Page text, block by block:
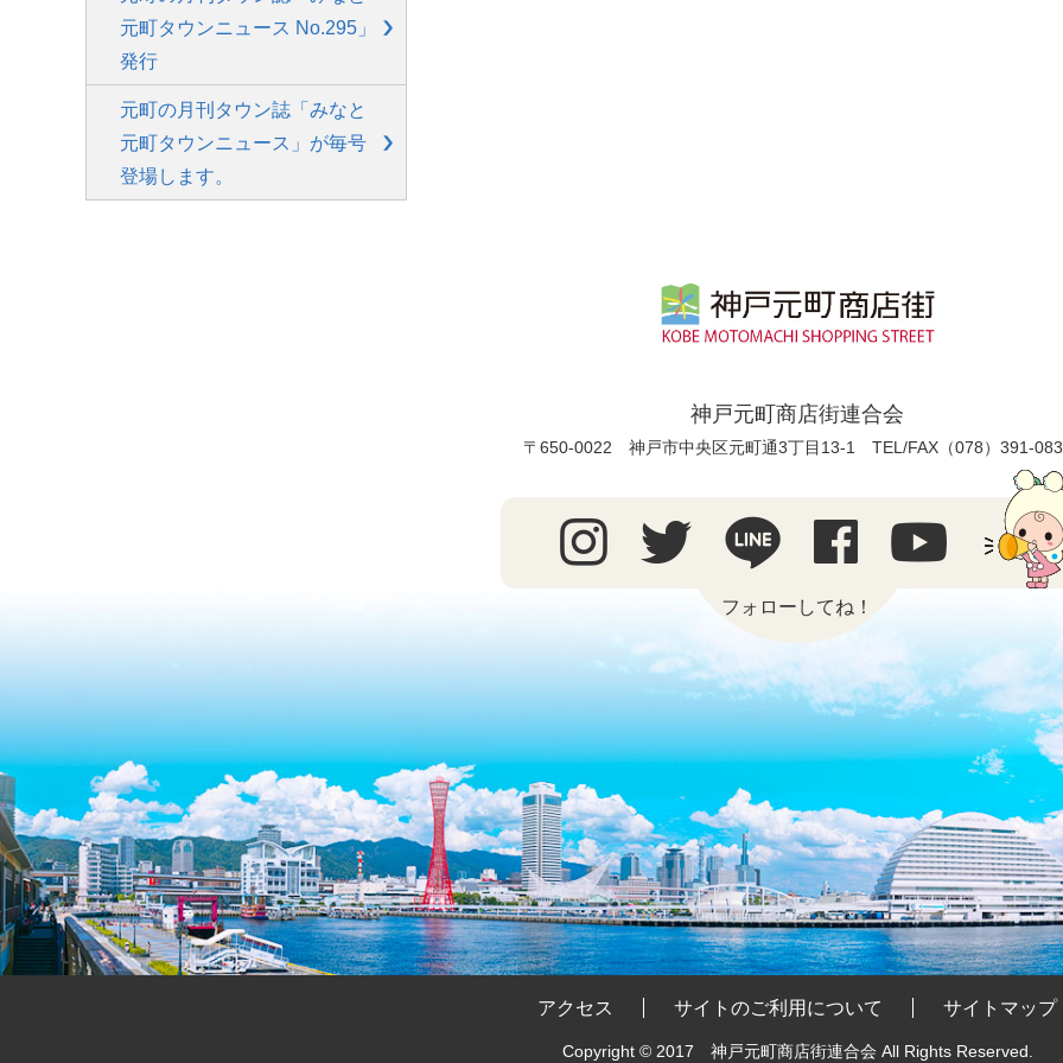
元町タウンニュース No.295」
発行
元町の月刊タウン誌「みなと
元町タウンニュース」が毎号
登場します。
神戸元町商店街連合会
〒650-0022 神戸市中央区元町通3丁目13-1 TEL/FAX（078）391-
フォローしてね！
アクセス サイトのご利用について サイトマップ
Copyright © 2017 神戸元町商店街連合会 All Rights Reserved.